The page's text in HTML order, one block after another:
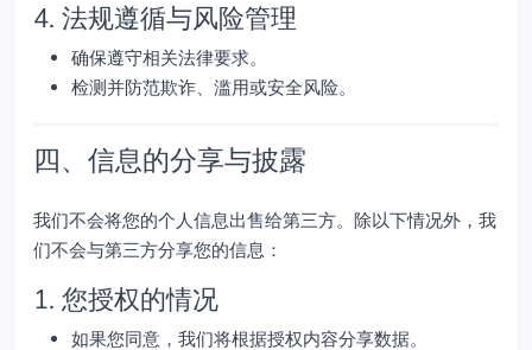
4. 法规遵循与风险管理
确保遵守相关法律要求。
检测并防范欺诈、滥用或安全风险。
四、信息的分享与披露
我们不会将您的个人信息出售给第三方。除以下情况外，我
们不会与第三方分享您的信息：
1. 您授权的情况
如果您同意，我们将根据授权内容分享数据。